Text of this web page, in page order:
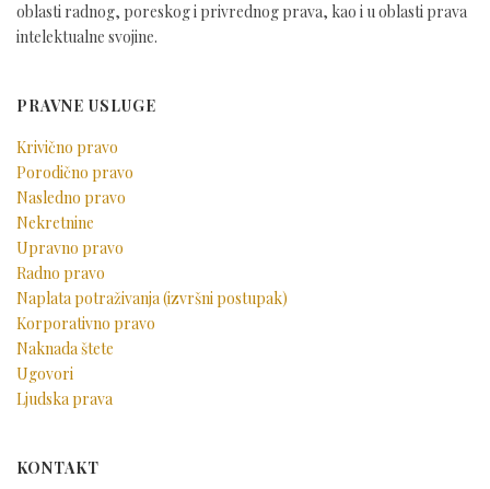
oblasti radnog, poreskog i privrednog prava, kao i u oblasti prava
intelektualne svojine.
PRAVNE USLUGE
Krivično pravo
Porodično pravo
Nasledno pravo
Nekretnine
Upravno pravo
Radno pravo
Naplata potraživanja (izvršni postupak)
Korporativno pravo
Naknada štete
Ugovori
Ljudska prava
KONTAKT